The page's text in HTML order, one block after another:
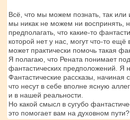
Всё, что мы можем познать, так или
мы никак не можем ни воспринять,
предполагать, что какие-то
которой нет у нас, могут что-то
может практически помочь такая
Я полагаю, что Рената понимает
фантастических предположений. Я
Фантастические рассказы,
что несут в себе вполне ясную
и в нашей реальности.
Но какой смысл в сугубо
это помогает вам на духовном пути?